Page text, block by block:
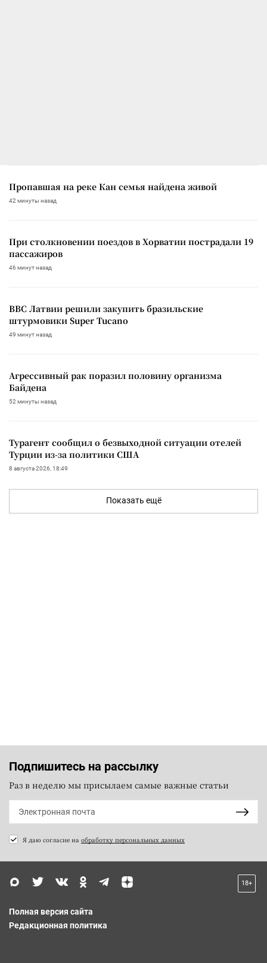
Пропавшая на реке Кан семья найдена живой
42 минуты назад
При столкновении поездов в Хорватии пострадали 19
пассажиров
46 минут назад
ВВС Латвии решили закупить бразильские
штурмовики Super Tucano
49 минут назад
Агрессивный рак поразил половину организма
Байдена
52 минуты назад
Турагент сообщил о безвыходной ситуации отелей
Турции из-за политики США
8 августа 2026, 18:49
Показать ещё
Подпишитесь на рассылку
Раз в неделю мы присылаем самые важные статьи
Я даю согласие на обработку персональных данных
18+
Полная версия сайта
Редакционная политика